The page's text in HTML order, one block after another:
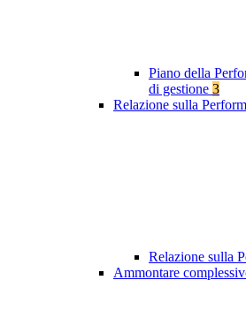
Piano della
di gestione 3
Relazione sulla
Relazione sulla
Ammontare